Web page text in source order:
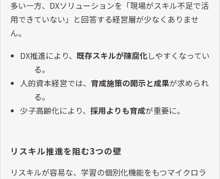
多い一方、DXソリューションを「現場がスキル不足で活
用できていない」と回答する経営層が少なくありませ
ん。
DX推進により、 既存スキルが陳腐化しやすくなってい
る。
人的資本経営では、 育成施策の開示と成果が求められ
る。
少子高齢化により、 採用よりも育成が重要に。
リスキル推進を阻む3つの壁
リスキルが容易な、学習の個別化機能をもつマイクロラ